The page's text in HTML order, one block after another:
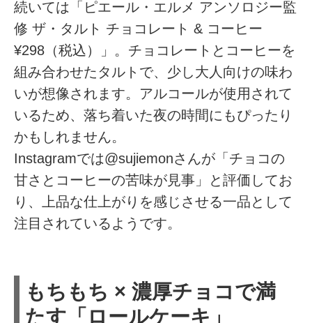
続いては「ピエール・エルメ アンソロジー監
修 ザ・タルト チョコレート & コーヒー
¥298（税込）」。チョコレートとコーヒーを
組み合わせたタルトで、少し大人向けの味わ
いが想像されます。アルコールが使用されて
いるため、落ち着いた夜の時間にもぴったり
かもしれません。
Instagramでは@sujiemonさんが「チョコの
甘さとコーヒーの苦味が見事」と評価してお
り、上品な仕上がりを感じさせる一品として
注目されているようです。
もちもち × 濃厚チョコで満
たす「ロールケーキ」